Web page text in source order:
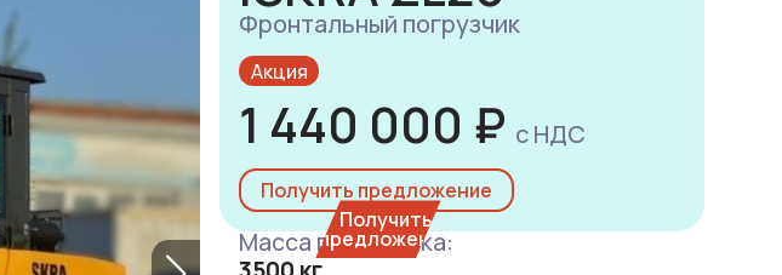
Фронтальный погрузчик
Акция
1 440 000 ₽ с НДС
Получить предложение
Масса погрузчика: